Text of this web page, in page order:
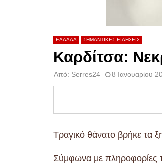
ΕΛΛΑΔΑ ΣΗΜΑΝΤΙΚΕΣ ΕΙΔΗΣΕΙΣ
Καρδίτσα:
Από: Serres24 8 Ιανουαρίου
Τραγικό θάνατο βρήκε τα
Σύμφωνα με πληροφορίες